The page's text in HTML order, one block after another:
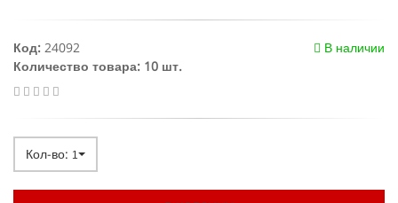
В наличии
Код: 24092
Количество товара: 10 шт.
Кол-во: 1